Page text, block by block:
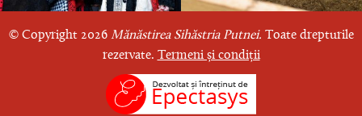
© Copyright 2026 Mănăstirea Sihăstria Putnei. Toate drepturile
rezervate. Termeni și condiții